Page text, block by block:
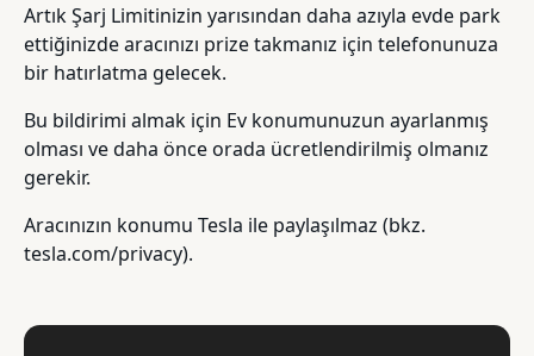
Artık Şarj Limitinizin yarısından daha azıyla evde park
ettiğinizde aracınızı prize takmanız için telefonunuza
bir hatırlatma gelecek.
Bu bildirimi almak için Ev konumunuzun ayarlanmış
olması ve daha önce orada ücretlendirilmiş olmanız
gerekir.
Aracınızın konumu Tesla ile paylaşılmaz (bkz.
tesla.com/privacy).